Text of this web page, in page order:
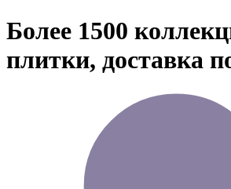
Более 1500
плитки, доставка